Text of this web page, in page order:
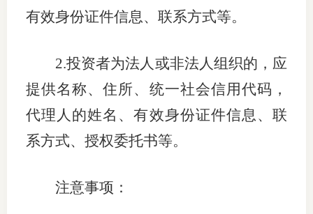
有效身份证件信息、联系方式等。
2.投资者为法人或非法人组织的，应
提供名称、住所、统一社会信用代码，
代理人的姓名、有效身份证件信息、联
系方式、授权委托书等。
注意事项：